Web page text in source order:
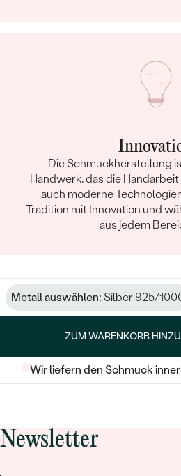
Die Schmuckherstellung
Handwerk, das die
auch moderne
Tradition mit Innovation und
aus jedem
Metall auswählen: Silber 925/
ZUM WARENKORB
Wir liefern den Schmuck
Newsletter